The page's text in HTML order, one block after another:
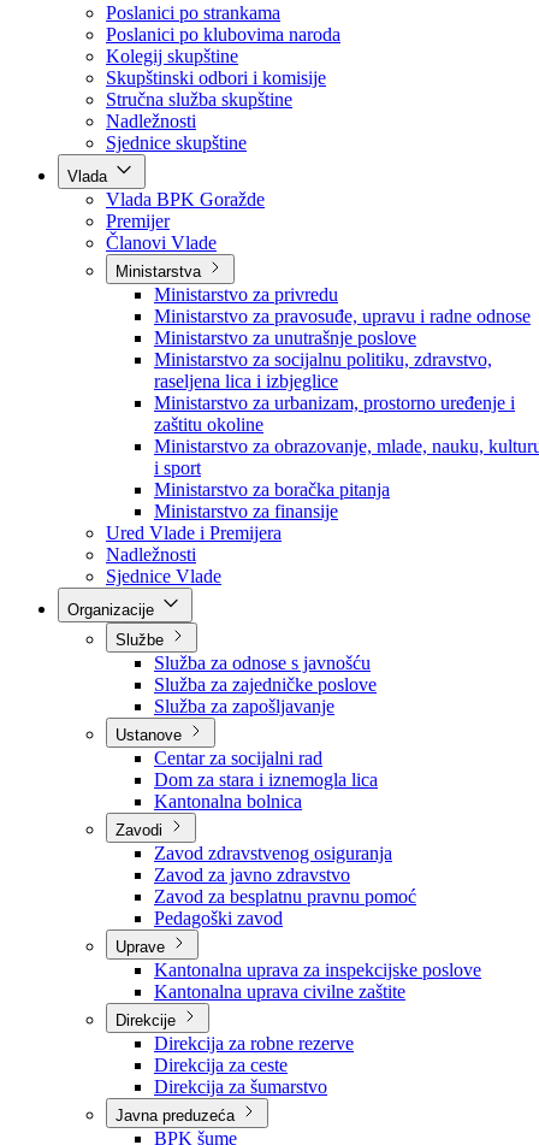
Skupština
Skupština BPK Goražde
Rukovodstvo
Poslanici po strankama
Poslanici po klubovima naroda
Kolegij skupštine
Skupštinski odbori i komisije
Stručna služba skupštine
Nadležnosti
Sjednice skupštine
Vlada
Vlada BPK Goražde
Premijer
Članovi Vlade
Ministarstva
Ministarstvo za privredu
Ministarstvo za pravosuđe, upravu i radne odnose
Ministarstvo za unutrašnje poslove
Ministarstvo za socijalnu politiku, zdravstvo,
raseljena lica i izbjeglice
Ministarstvo za urbanizam, prostorno uređenje i
zaštitu okoline
Ministarstvo za obrazovanje, mlade, nauku,
i sport
Ministarstvo za boračka pitanja
Ministarstvo za finansije
Ured Vlade i Premijera
Nadležnosti
Sjednice Vlade
Službe
Služba za odnose s javnošću
Služba za zajedničke poslove
Služba za zapošljavanje
Ustanove
Centar za socijalni rad
Dom za stara i iznemogla lica
Kantonalna bolnica
Zavodi
Zavod zdravstvenog osiguranja
Zavod za javno zdravstvo
Zavod za besplatnu pravnu pomoć
Pedagoški zavod
Uprave
Kantonalna uprava za inspekcijske poslove
Kantonalna uprava civilne zaštite
Direkcije
Direkcija za robne rezerve
Direkcija za ceste